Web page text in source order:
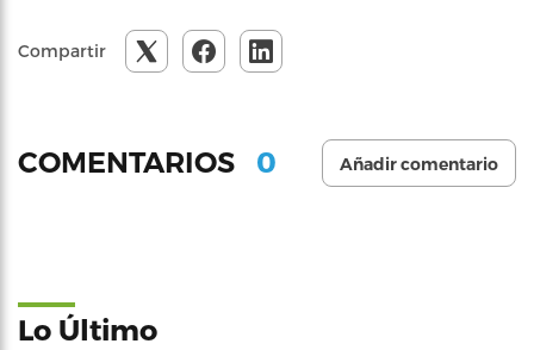
Compartir
COMENTARIOS 0 Añadir comentario
Lo Último